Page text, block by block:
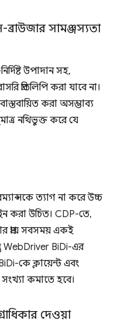
ব্রাউজার সামঞ্জস্যতা
উপাদান সহ,
প্রতিলিপি করা যাবে না।
করা অসম্ভাব্য
নথিভুক্ত করে যে
ত্যাগ না করে উচ্চ
করা উচিত। CDP-তে,
প্রায় সবসময় একই
WebDriver BiDi-এর
কে ক্লায়েন্ট এবং
সংখ্যা কমাতে হবে।
দেওয়া